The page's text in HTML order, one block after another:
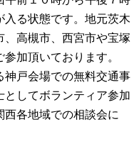
る状態です。地元茨木
高槻市、西宮市や宝塚
加頂いております。
戸会場での無料交通事
してボランティア参加
西各地域での相談会に